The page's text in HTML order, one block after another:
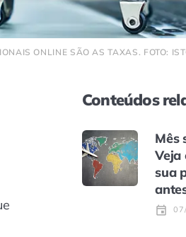
ONLINE SÃO AS TAXAS. FOTO:
Conteúdos
Mês
Veja
sua